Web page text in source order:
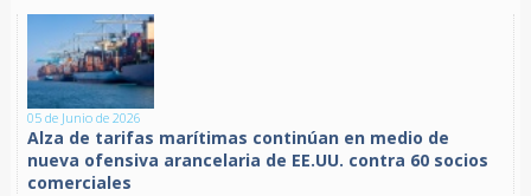
05 de Junio de 2026
Alza de tarifas marítimas continúan en medio de
nueva ofensiva arancelaria de EE.UU. contra 60 socios
comerciales